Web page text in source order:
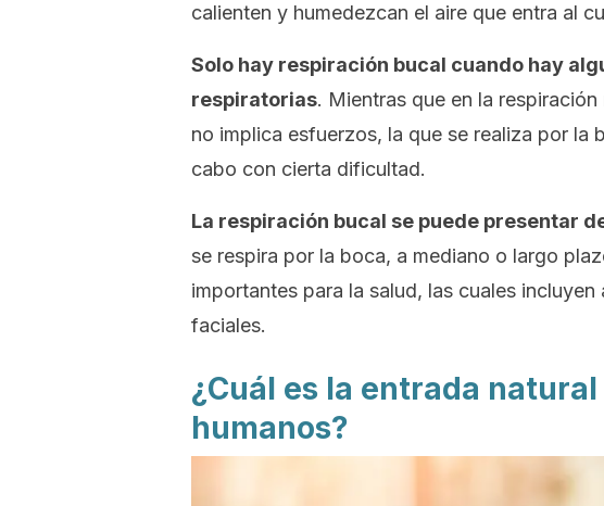
calienten y humedezcan el aire que entra al
Solo hay respiración bucal cuando hay
respiratorias. Mientras que en la
no implica esfuerzos, la que se realiza por la
cabo con cierta dificultad.
La respiración bucal se puede presentar
se respira por la boca, a mediano o largo
importantes para la salud, las cuales
faciales.
¿Cuál es la entrada
humanos?